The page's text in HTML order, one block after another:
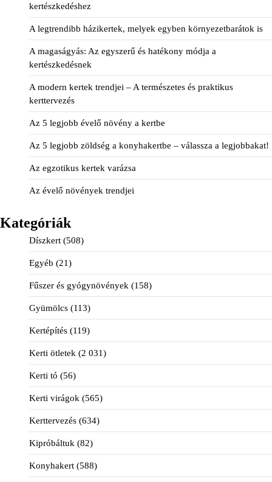
kertészkedéshez
A legtrendibb házikertek, melyek egyben környezetbarátok is
A magaságyás: Az egyszerű és hatékony módja a
kertészkedésnek
A modern kertek trendjei – A természetes és praktikus
kerttervezés
Az 5 legjobb évelő növény a kertbe
Az 5 legjobb zöldség a konyhakertbe – válassza a legjobbakat!
Az egzotikus kertek varázsa
Az évelő növények trendjei
Kategóriák
Díszkert (508)
Egyéb (21)
Fűszer és gyógynövények (158)
Gyümölcs (113)
Kertépítés (119)
Kerti ötletek (2 031)
Kerti tó (56)
Kerti virágok (565)
Kerttervezés (634)
Kipróbáltuk (82)
Konyhakert (588)